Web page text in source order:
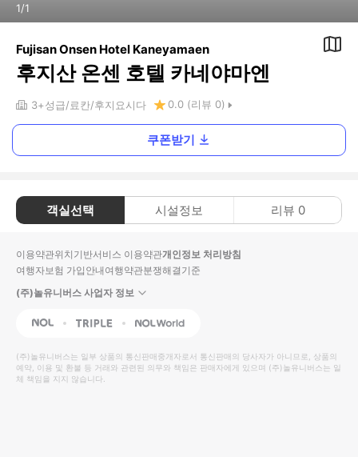
1/1
Fujisan Onsen Hotel Kaneyamaen
후지산 온센 호텔 카네야마엔
3+성급 료칸 후지요시다 0.0 (리뷰 0)
쿠폰받기
객실선택 시설정보 리뷰 0
이용약관위치기반서비스 이용약관개인정보 처리방침
여행자보험 가입안내여행약관분쟁해결기준
(주)놀유니버스 사업자 정보
NOL Triple Interpark Global
(주)놀유니버스는 일부 상품의 통신판매중개자로서 통신판매의 당사자가 아니므로, 상품의
예약, 이용 및 환불 등 거래와 관련된 의무와 책임은 판매자에게 있으며 (주)놀유니버스는 일
체 책임을 지지 않습니다.